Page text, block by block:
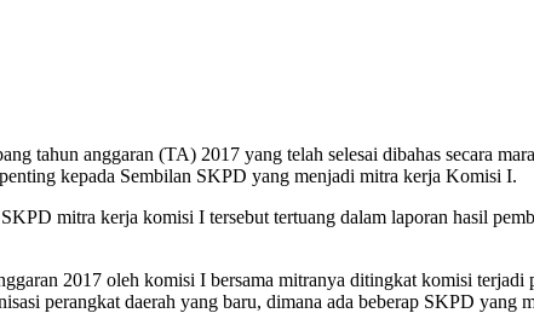
tahun anggaran (TA) 2017 yang telah selesai dibahas secara
kepada Sembilan SKPD yang menjadi mitra kerja Komisi I.
mitra kerja komisi I tersebut tertuang dalam laporan hasil
2017 oleh komisi I bersama mitranya ditingkat komisi terjadi
perangkat daerah yang baru, dimana ada beberap SKPD yang